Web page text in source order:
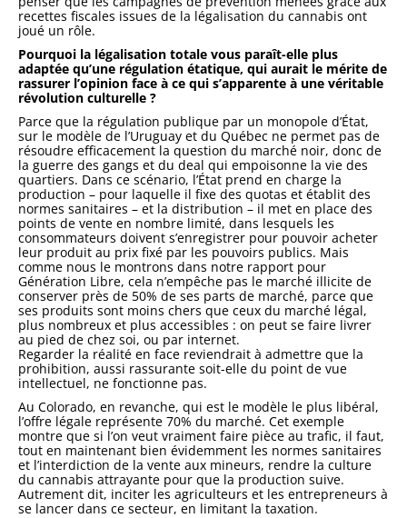
recettes fiscales issues de la légalisation du cannabis ont
joué un rôle.
Pourquoi la légalisation totale vous paraît-elle plus
adaptée qu’une régulation étatique, qui aurait le mérite de
rassurer l’opinion face à ce qui s’apparente à une véritable
révolution culturelle ?
Parce que la régulation publique par un monopole d’État,
sur le modèle de l’Uruguay et du Québec ne permet pas de
résoudre efficacement la question du marché noir, donc de
la guerre des gangs et du deal qui empoisonne la vie des
quartiers. Dans ce scénario, l’État prend en charge la
production – pour laquelle il fixe des quotas et établit des
normes sanitaires – et la distribution – il met en place des
points de vente en nombre limité, dans lesquels les
consommateurs doivent s’enregistrer pour pouvoir acheter
leur produit au prix fixé par les pouvoirs publics. Mais
comme nous le montrons dans notre rapport pour
Génération Libre, cela n’empêche pas le marché illicite de
conserver près de 50% de ses parts de marché, parce que
ses produits sont moins chers que ceux du marché légal,
plus nombreux et plus accessibles : on peut se faire livrer
au pied de chez soi, ou par internet.
Regarder la réalité en face reviendrait à admettre que la
prohibition, aussi rassurante soit-elle du point de vue
intellectuel, ne fonctionne pas.
Au Colorado, en revanche, qui est le modèle le plus libéral,
l’offre légale représente 70% du marché. Cet exemple
montre que si l’on veut vraiment faire pièce au trafic, il faut,
tout en maintenant bien évidemment les normes sanitaires
et l’interdiction de la vente aux mineurs, rendre la culture
du cannabis attrayante pour que la production suive.
Autrement dit, inciter les agriculteurs et les entrepreneurs à
se lancer dans ce secteur, en limitant la taxation.